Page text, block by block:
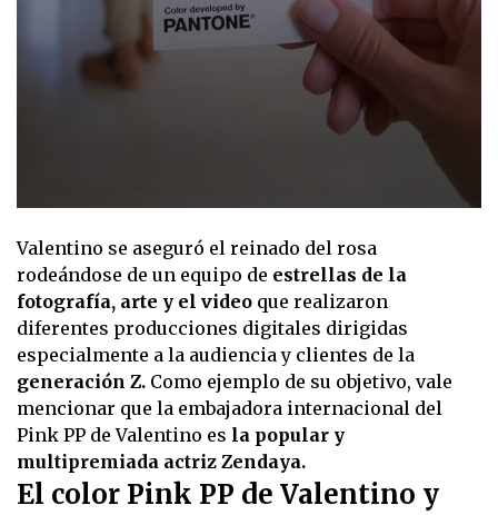
0
of
14
seconds
Valentino se aseguró el reinado del rosa
rodeándose de un equipo de estrellas de la
fotografía, arte y el video que realizaron
diferentes producciones digitales dirigidas
especialmente a la audiencia y clientes de la
generación Z. Como ejemplo de su objetivo, vale
mencionar que la embajadora internacional del
Pink PP de Valentino es la popular y
multipremiada actriz Zendaya.
El color Pink PP de Valentino y